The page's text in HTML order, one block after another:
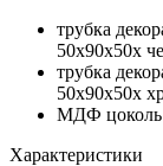
трубка
50х90х50х
трубка
50х90х50х
МДФ цоколь
Характеристики